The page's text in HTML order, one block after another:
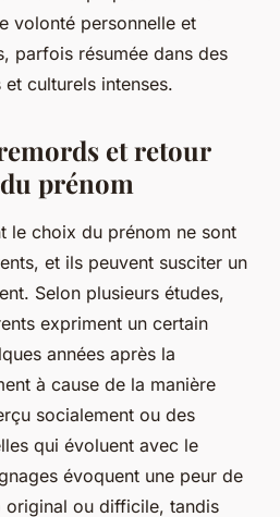
volonté personnelle et
parfois résumée dans des
culturels intenses.
et retour
prénom
le choix du prénom ne sont
et ils peuvent susciter un
Selon plusieurs études,
expriment un certain
années après la
à cause de la manière
socialement ou des
qui évoluent avec le
évoquent une peur de
ou difficile, tandis